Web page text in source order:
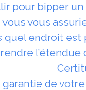
pour bipper
vous
quel endroit
garantie de